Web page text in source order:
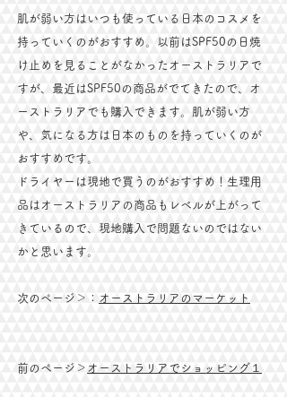
肌が弱い方はいつも使っている日本のコスメを
持っていくのがおすすめ。以前はSPF50の日焼
け止めを見ることがなかったオーストラリアで
すが、最近はSPF50の商品がでてきたので、オ
ーストラリアでも購入できます。肌が弱い方
や、気になる方は日本のものを持っていくのが
おすすめです。
ドライヤーは現地で買うのがおすすめ！生理用
品はオーストラリアの商品もレベルが上がって
きているので、現地購入で問題ないのではない
かと思います。
次のページ＞： オーストラリアのマーケット
​前のページ＞ オーストラリアでショッピング１